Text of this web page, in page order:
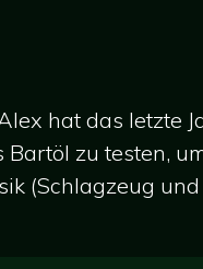
hat das letzte
zu testen,
(Schlagzeug